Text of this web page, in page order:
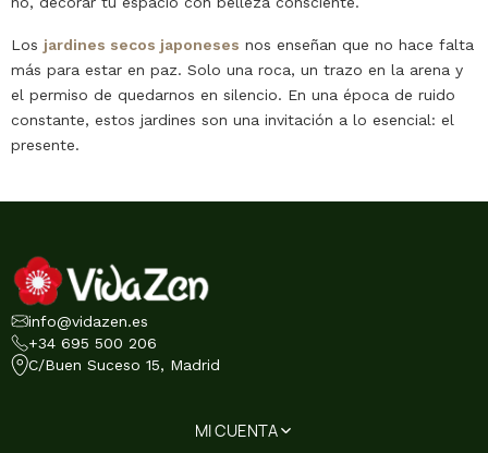
Los jardines secos japoneses nos enseñan que no hace falta
más para estar en paz. Solo una roca, un trazo en la arena y
el permiso de quedarnos en silencio. En una época de ruido
constante, estos jardines son una invitación a lo esencial: el
presente.
info@vidazen.es
+34 695 500 206
C/Buen Suceso 15, Madrid
MI CUENTA